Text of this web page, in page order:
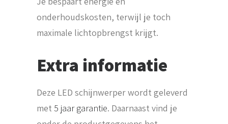
onderhoudskosten, terwijl je toch
maximale lichtopbrengst krijgt.
Extra informatie
Deze LED schijnwerper wordt geleverd
met 5 jaar garantie. Daarnaast vind je